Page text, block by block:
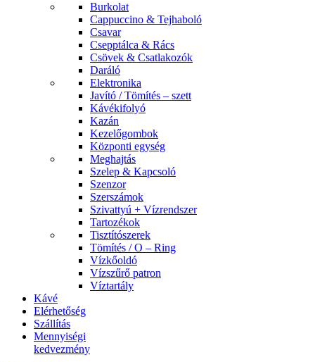
Burkolat
Cappuccino & Tejhaboló
Csavar
Csepptálca & Rács
Csövek & Csatlakozók
Daráló
Elektronika
Javító / Tömítés – szett
Kávékifolyó
Kazán
Kezelőgombok
Központi egység
Meghajtás
Szelep & Kapcsoló
Szenzor
Szerszámok
Szivattyú + Vízrendszer
Tartozékok
Tisztítószerek
Tömítés / O – Ring
Vízkőoldó
Vízszűrő patron
Víztartály
Kávé
Elérhetőség
Szállítás
Mennyiségi
kedvezmény